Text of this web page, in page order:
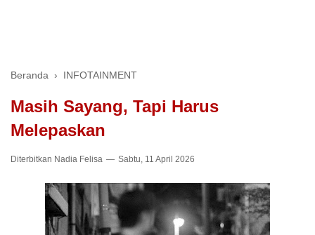
Beranda › INFOTAINMENT
Masih Sayang, Tapi Harus
Melepaskan
Diterbitkan Nadia Felisa Sabtu, 11 April 2026